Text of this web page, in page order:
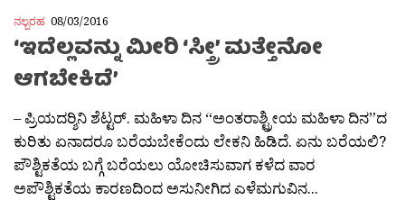
ನಲ್ಬರಹ 08/03/2016
‘ಇದೆಲ್ಲವನ್ನು ಮೀರಿ ‘ಸ್ತ್ರೀ’ ಮತ್ತೇನೋ
ಆಗಬೇಕಿದೆ’
– ಪ್ರಿಯದರ‍್ಶಿನಿ ಶೆಟ್ಟರ್. ಮಹಿಳಾ ದಿನ “ಅಂತರಾಶ್ಟ್ರೀಯ ಮಹಿಳಾ ದಿನ”ದ
ಕುರಿತು ಏನಾದರೂ ಬರೆಯಬೇಕೆಂದು ಲೇಕನಿ ಹಿಡಿದೆ. ಏನು ಬರೆಯಲಿ?
ಪೌಶ್ಟಿಕತೆಯ ಬಗ್ಗೆ ಬರೆಯಲು ಯೋಚಿಸುವಾಗ ಕಳೆದ ವಾರ
ಅಪೌಶ್ಟಿಕತೆಯ ಕಾರಣದಿಂದ ಅಸುನೀಗಿದ ಎಳೆಮಗುವಿನ...